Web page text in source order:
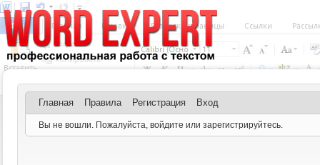
Главная Правила Регистрация Вход
Вы не вошли. Пожалуйста, войдите или зарегистрируйтесь.